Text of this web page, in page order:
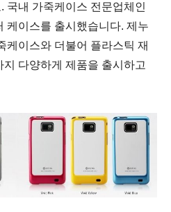
국내 가죽케이스 전문업체인
케이스를 출시했습니다. 제누
케이스와 더불어 플라스틱 재
다양하게 제품을 출시하고